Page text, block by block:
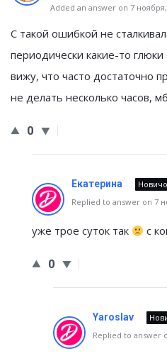
Added an answer on 7 ноября,
С такой ошибкой не
периодически какие-то
вижу, что часто достаточно
не делать несколько часов,
0
Екатерина
Replied to answer on 7
уже трое суток так с
0
Yaroslav
Replied to answer